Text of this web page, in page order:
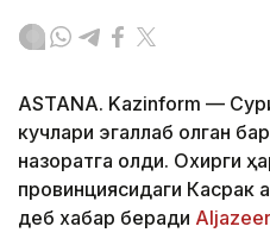
ASTANА. Kazinform —
кучлари эгаллаб олган
назоратга олди. Охирги
провинциясидаги Касрак
деб хабар беради